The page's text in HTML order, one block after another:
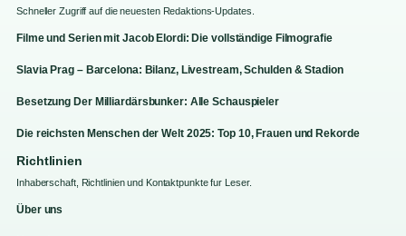
Schneller Zugriff auf die neuesten Redaktions-Updates.
Filme und Serien mit Jacob Elordi: Die vollständige Filmografie
Slavia Prag – Barcelona: Bilanz, Livestream, Schulden & Stadion
Besetzung Der Milliardärsbunker: Alle Schauspieler
Die reichsten Menschen der Welt 2025: Top 10, Frauen und Rekorde
Richtlinien
Inhaberschaft, Richtlinien und Kontaktpunkte fur Leser.
Über uns